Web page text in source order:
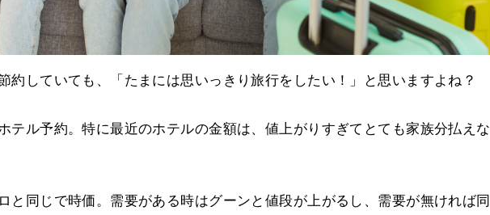
約していても、「たまには思いっきり旅行をしたい！」と思いますよね？
テル予約。特に最近のホテルの金額は、値上がりすぎてとても家族分払えな
と同じで時価。需要がある時はグーンと値段が上がるし、需要が無ければ同